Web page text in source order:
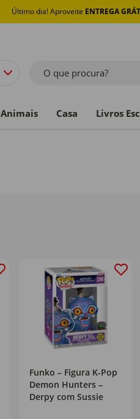
Último dia! Aproveite ENTREGA
O que procura?
Animais Casa Livros
Funko – Figura K-Pop
Demon Hunters –
Derpy com Sussie